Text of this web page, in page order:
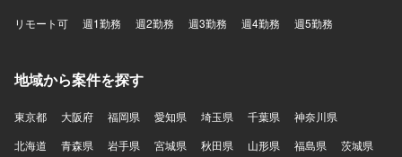
リモート可 週1勤務 週2勤務 週3勤務 週4勤務 週5勤務
地域から案件を探す
東京都 大阪府 福岡県 愛知県 埼玉県 千葉県
神奈川県
北海道
青森県 岩手県 宮城県 秋田県 山形県 福島県
茨城県